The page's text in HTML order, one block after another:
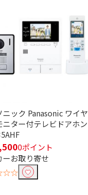
ニック Panasonic ワイヤ
ニター付テレビドアホン
0ポイント
ーお取り寄せ
人感センサー有
防水非対応
ーで絞り込む
ライト)で絞り込む